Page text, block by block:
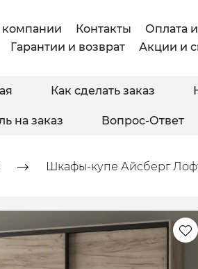
Контакты
Оплата
Гарантии и возврат
Акции и
Как сделать заказ
на заказ Вопрос-Ответ
Шкафы-купе Айсберг